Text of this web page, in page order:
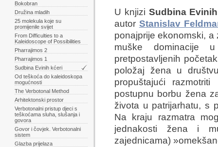
Bokobran
Družina mladih
25 molekula koje su
promijenile svijet
From Difficulties to a
Kaleidoscope of Possibilities
Pharrajimos 2
Pharrajimos 1
Sudbina Evinih kćeri
Od teškoća do kaleidoskopa
mogućnosti
The Verbotonal Method
Arhitektonski prostor
Verbotonalni pristup djeci s
teškoćama sluha, slušanja i
govora
Govor i čovjek. Verbotonalni
sistem
Glazba prijelaza
U knjizi Sudbina
autor Stanislav
ponajprije ekonomski, a
muške dominacije
pretpostavljenih
položaj žena u
propuštajući
postupnu borbu žena
života u patrijarhatu, s
Na kraju razmatra
jednakosti žena i
zajednicama)